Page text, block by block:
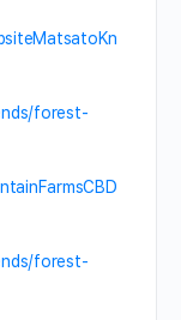
forest-
forest-